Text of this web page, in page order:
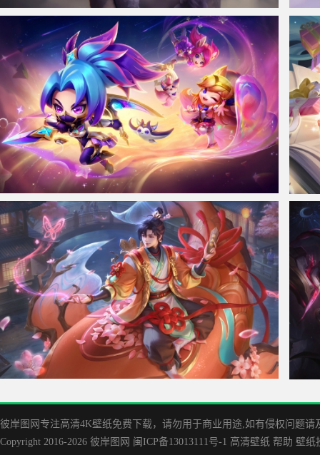
仙侠凌仙 紫色长卷发美女 古风古典 4K壁纸 《王
金铲铲之战星之守护者 阿卡丽阿狸 拉克丝4K壁纸 安琪
彼岸图网专注高清4K壁纸免费下载，请勿用于商业用途,如有侵权问题
Copyright 2016-2026 彼岸图网 闽ICP备13013111号-1 高清壁纸 帮助 壁纸